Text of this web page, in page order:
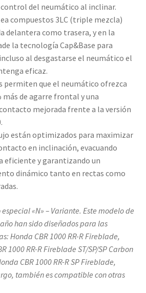
control del neumático al inclinar.
compuestos 3LC (triple mezcla)
delantera como trasera, y en la
la tecnología Cap&Base para
al desgastarse el neumático el
eficaz.
permiten que el neumático ofrezca
más de agarre frontal y una
mejorada frente a la versión
están optimizados para maximizar
en inclinación, evacuando
eficiente y garantizando un
dinámico tanto en rectas como
«N» – Variante. Este modelo de
han sido diseñados para las
Honda CBR 1000 RR-R Fireblade,
1000 RR-R Fireblade ST/SP/SP Carbon
CBR 1000 RR-R SP Fireblade,
también es compatible con otras